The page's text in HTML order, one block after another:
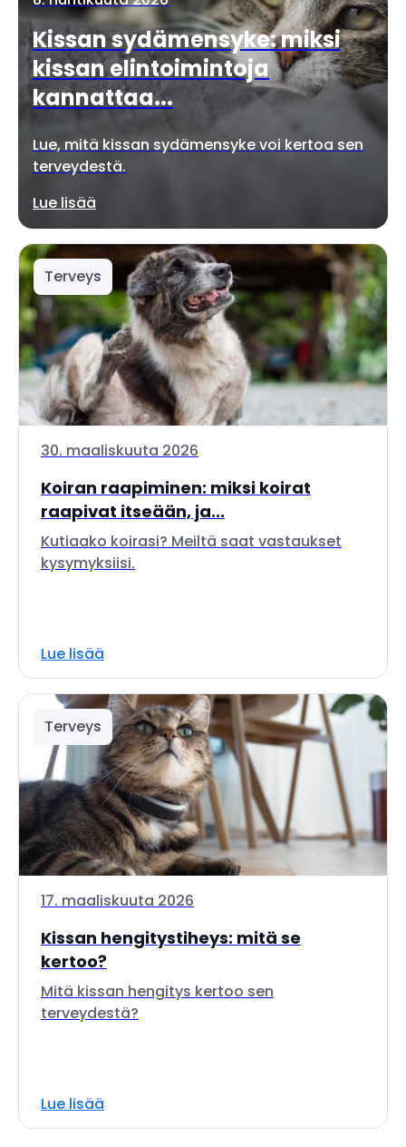
Kissan sydämensyke: miksi
kissan elintoimintoja
kannattaa...
Lue, mitä kissan sydämensyke voi kertoa sen
terveydestä.
Lue lisää
Terveys
30. maaliskuuta 2026
Koiran raapiminen: miksi koirat
raapivat itseään, ja...
Kutiaako koirasi? Meiltä saat vastaukset
kysymyksiisi.
Lue lisää
Terveys
17. maaliskuuta 2026
Kissan hengitystiheys: mitä se
kertoo?
Mitä kissan hengitys kertoo sen
terveydestä?
Lue lisää